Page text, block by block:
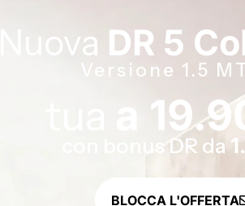
DR 5
Versione 1.5
con bonus DR da
BLOCCA L'OFFERTA